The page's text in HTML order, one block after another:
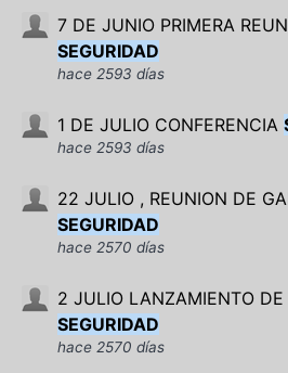
7 DE JUNIO PRIMERA
SEGURIDAD
hace 2593 días
1 DE JULIO CONFERENCIA
hace 2593 días
22 JULIO , REUNION DE
SEGURIDAD
hace 2570 días
2 JULIO LANZAMIENTO DE
SEGURIDAD
hace 2570 días